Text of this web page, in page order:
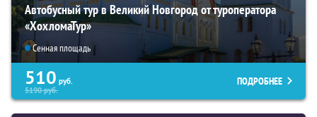
Автобусный тур в Великий Новгород от туроператора
«ХохломаТур»
Сенная площадь
510 руб.
5190руб.
ПОДРОБНЕЕ